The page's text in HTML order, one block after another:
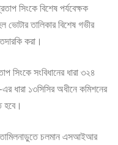
সিংকে বিশেষ পর্যবেক্ষক
তালিকার বিশেষ গভীর
করা।
সিংকে সংবিধানের ধারা ৩২৪
ধারা ১৩সিসির অধীনে কমিশনের
হবে।
তামিলনাড়ুতে চলমান এসআইআর